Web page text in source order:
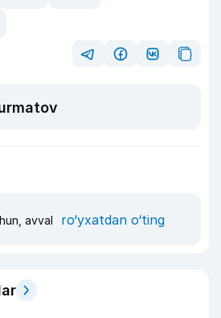
avval ro‘yxatdan o‘ting